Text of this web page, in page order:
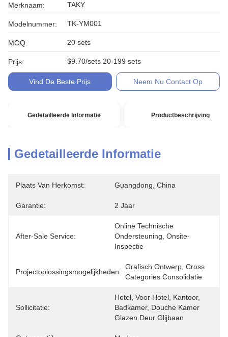
Merknaam: TAKY
Modelnummer: TK-YM001
MOQ: 20 sets
Prijs: $9.70/sets 20-199 sets
Vind De Beste Prijs Neem Nu Contact Op
Gedetailleerde Informatie Productbeschrijving
Gedetailleerde Informatie
Plaats Van Herkomst: Guangdong, China
Garantie: 2 Jaar
After-Sale Service:
Online Technische
Ondersteuning, Onsite-
Inspectie
Projectoplossingsmogelijkheden:
Grafisch Ontwerp, Cross
Categories Consolidatie
Sollicitatie:
Hotel, Voor Hotel, Kantoor,
Badkamer, Douche Kamer
Glazen Deur Glijbaan